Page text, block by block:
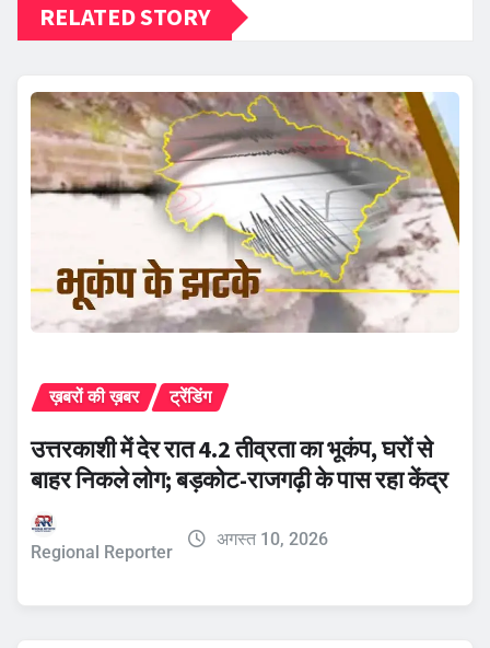
RELATED STORY
ख़बरों की ख़बर ट्रेंडिंग
उत्तरकाशी में देर रात 4.2 तीव्रता का भूकंप, घरों से
बाहर निकले लोग; बड़कोट-राजगढ़ी के पास रहा केंद्र
Regional Reporter
अगस्त 10, 2026